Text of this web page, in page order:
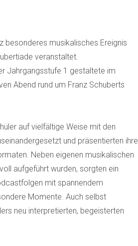
besonderes musikalisches Ereignis
veranstaltet.
Jahrgangsstufe 1 gestaltete im
Abend rund um Franz Schuberts
auf vielfältige Weise mit den
und präsentierten ihre
Neben eigenen musikalischen
aufgeführt wurden, sorgten ein
mit spannendem
Momente. Auch selbst
neu interpretierten, begeisterten